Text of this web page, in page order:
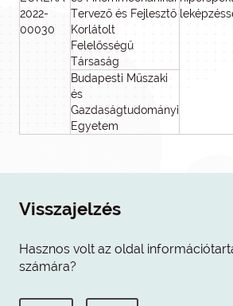
2022-
00030
Tervező és Fejlesztő
Korlátolt
Felelősségű
Társaság
Budapesti Műszaki
és
Gazdaságtudományi
Egyetem
Visszajelzés
Hasznos volt az oldal
számára?